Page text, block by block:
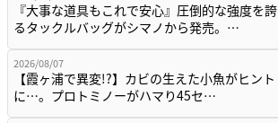
『大事な道具もこれで安心』圧倒的な強度を誇
るタックルバッグがシマノから発売。…
2026/08/07
【霞ヶ浦で異変!?】カビの生えた小魚がヒント
に…。プロトミノーがハマり45セ…